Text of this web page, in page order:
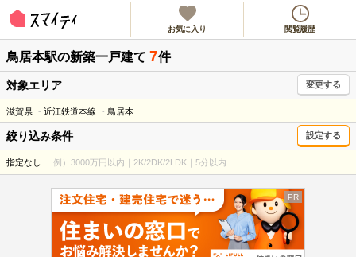
お気に入り 閲覧履歴
鳥居本駅の新築一戸建て 7件
対象エリア 変更する
滋賀県 近江鉄道本線 鳥居本
絞り込み条件 設定する
指定なし 例）3000万円以内｜2K/2DK/2LDK｜5分以内